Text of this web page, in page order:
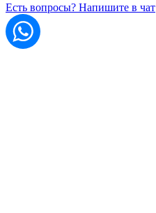
Есть вопросы? Напишите в чат